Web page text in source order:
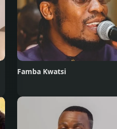
Famba Kwatsi